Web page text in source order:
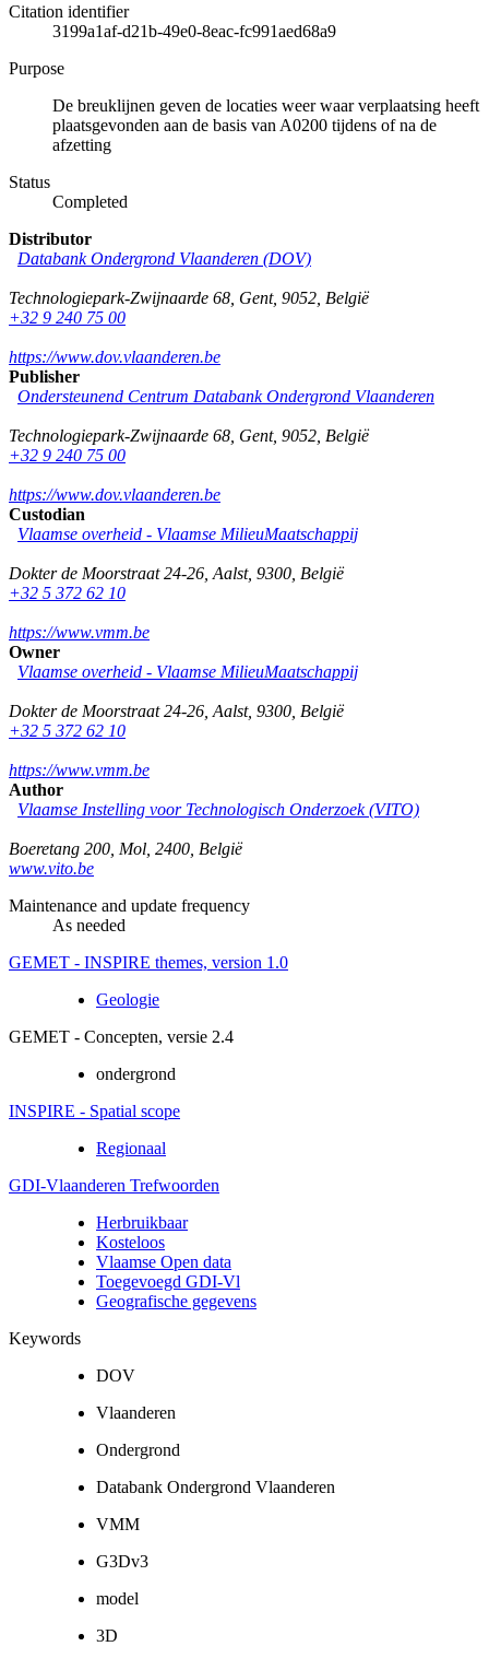
Citation identifier
3199a1af-d21b-49e0-8eac-fc991aed68a9
Purpose
De breuklijnen geven de locaties weer waar verplaatsing heeft
plaatsgevonden aan de basis van A0200 tijdens of na de
afzetting
Status
Completed
Distributor
Databank Ondergrond Vlaanderen (DOV)
Technologiepark-Zwijnaarde 68 Gent, 9052 België
+32 9 240 75 00
https://www.dov.vlaanderen.be
Publisher
Ondersteunend Centrum Databank Ondergrond Vlaanderen
Technologiepark-Zwijnaarde 68 Gent, 9052 België
+32 9 240 75 00
https://www.dov.vlaanderen.be
Custodian
Vlaamse overheid - Vlaamse MilieuMaatschappij
Dokter de Moorstraat 24-26 Aalst, 9300 België
+32 5 372 62 10
https://www.vmm.be
Owner
Vlaamse overheid - Vlaamse MilieuMaatschappij
Dokter de Moorstraat 24-26 Aalst, 9300 België
+32 5 372 62 10
https://www.vmm.be
Author
Vlaamse Instelling voor Technologisch Onderzoek (VITO)
Boeretang 200 Mol 2400 België
www.vito.be
Maintenance and update frequency
As needed
GEMET - INSPIRE themes, version 1.0
Geologie
GEMET - Concepten, versie 2.4
ondergrond
INSPIRE - Spatial scope
Regionaal
GDI-Vlaanderen Trefwoorden
Herbruikbaar
Kosteloos
Vlaamse Open data
Toegevoegd GDI-Vl
Geografische gegevens
Keywords
DOV
Vlaanderen
Ondergrond
Databank Ondergrond Vlaanderen
VMM
G3Dv3
model
3D